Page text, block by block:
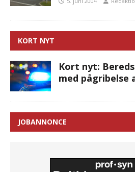
KORT NYT
Kort nyt:
med pågribelse
JOBANNONCE